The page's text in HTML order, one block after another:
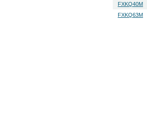
FXKQ40M
FXKQ63M